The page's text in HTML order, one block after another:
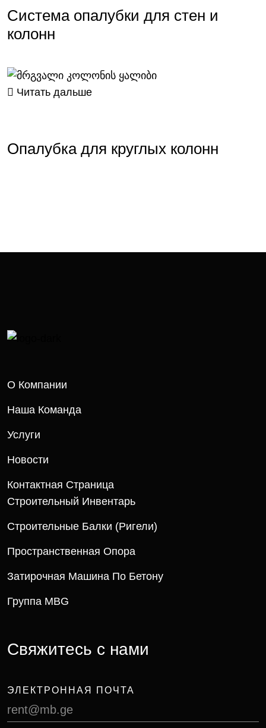
Система опалубки для стен и
колонн
Читать дальше
Опалубка для круглых колонн
О Компании
Наша Команда
Услуги
Новости
Контактная Страница
Строительный Инвентарь
Строительные Балки (ригели)
Пространственная Опора
Затирочная Машина По Бетону
Группа MBG
Свяжитесь с нами
ЭЛЕКТРОННАЯ ПОЧТА
rent@mb.ge